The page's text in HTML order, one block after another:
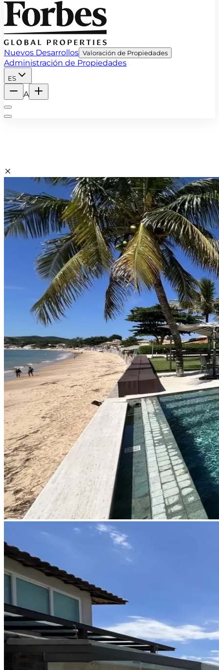
Nuevos Desarrollos Valoración de Propiedades
Administración de Propiedades
ES
A